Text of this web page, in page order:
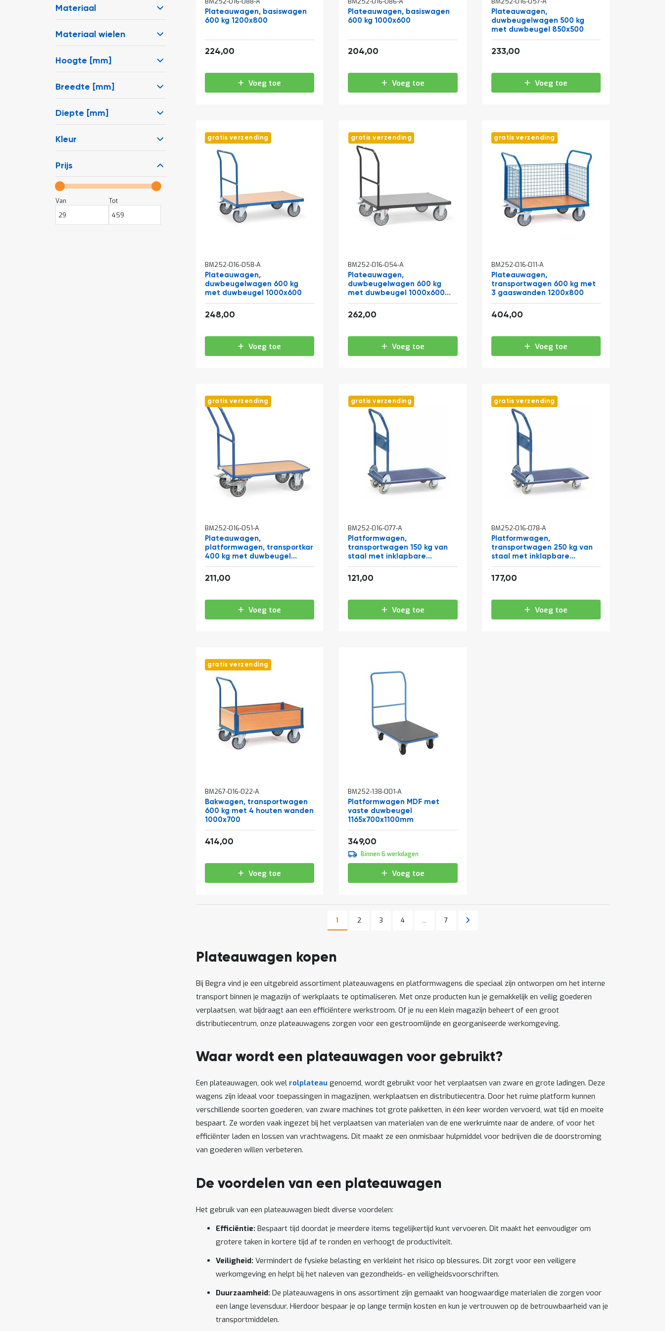
Materiaal
Materiaal wielen
Hoogte [mm]
Breedte [mm]
Diepte [mm]
Kleur
Prijs
Van Tot
Plateauwagen, basiswagen
600 kg 1200x800
224,00
Voeg toe
Plateauwagen, basiswagen
600 kg 1000x600
204,00
Voeg toe
Plateauwagen,
duwbeugelwagen 500 kg
met duwbeugel 850x500
233,00
Voeg toe
gratis verzending
BM252-016-058-A
Plateauwagen,
duwbeugelwagen 600 kg
met duwbeugel 1000x600
248,00
Voeg toe
gratis verzending
BM252-016-054-A
Plateauwagen,
duwbeugelwagen 600 kg
met duwbeugel 1000x600
antraciet
262,00
Voeg toe
gratis verzending
BM252-016-011-A
Plateauwagen,
transportwagen 600 kg met
3 gaaswanden 1200x800
404,00
Voeg toe
gratis verzending
BM252-016-051-A
Plateauwagen,
platformwagen, transportkar
400 kg met duwbeugel
850x500
211,00
Voeg toe
gratis verzending
BM252-016-077-A
Platformwagen,
transportwagen 150 kg van
staal met inklapbare
duwbeugel 740x480
121,00
Voeg toe
gratis verzending
BM252-016-078-A
Platformwagen,
transportwagen 250 kg van
staal met inklapbare
duwbeugel 910x610
177,00
Voeg toe
gratis verzending
BM267-016-022-A
Bakwagen, transportwagen
600 kg met 4 houten wanden
1000x700
414,00
Voeg toe
BM252-138-001-A
Platformwagen MDF met
vaste duwbeugel
1165x700x1100mm
349,00
Binnen 6 werkdagen
Voeg toe
Pagina
U lees momenteel pagina
1 Pagina
2 Pagina
3 Pagina
4 ... Pagina
7 Pagina
Volgende
Plateauwagen kopen
Bij Begra vind je een uitgebreid assortiment plateauwagens en platformwagens die speciaal zijn ontworpen om het interne
transport binnen je magazijn of werkplaats te optimaliseren. Met onze producten kun je gemakkelijk en veilig goederen
verplaatsen, wat bijdraagt aan een efficiëntere werkstroom. Of je nu een klein magazijn beheert of een groot
distributiecentrum, onze plateauwagens zorgen voor een gestroomlijnde en georganiseerde werkomgeving.
Waar wordt een plateauwagen voor gebruikt?
Een plateauwagen, ook wel rolplateau genoemd, wordt gebruikt voor het verplaatsen van zware en grote ladingen. Deze
wagens zijn ideaal voor toepassingen in magazijnen, werkplaatsen en distributiecentra. Door het ruime platform kunnen
verschillende soorten goederen, van zware machines tot grote pakketten, in één keer worden vervoerd, wat tijd en moeite
bespaart. Ze worden vaak ingezet bij het verplaatsen van materialen van de ene werkruimte naar de andere, of voor het
efficiënter laden en lossen van vrachtwagens. Dit maakt ze een onmisbaar hulpmiddel voor bedrijven die de doorstroming
van goederen willen verbeteren.
De voordelen van een plateauwagen
Het gebruik van een plateauwagen biedt diverse voordelen:
Efficiëntie:Bespaart tijd doordat je meerdere items tegelijkertijd kunt vervoeren. Dit maakt het eenvoudiger om
grotere taken in kortere tijd af te ronden en verhoogt de productiviteit.
Veiligheid:Vermindert de fysieke belasting en verkleint het risico op blessures. Dit zorgt voor een veiligere
werkomgeving en helpt bij het naleven van gezondheids- en veiligheidsvoorschriften.
Duurzaamheid:De plateauwagens in ons assortiment zijn gemaakt van hoogwaardige materialen die zorgen voor
een lange levensduur. Hierdoor bespaar je op lange termijn kosten en kun je vertrouwen op de betrouwbaarheid van je
transportmiddelen.